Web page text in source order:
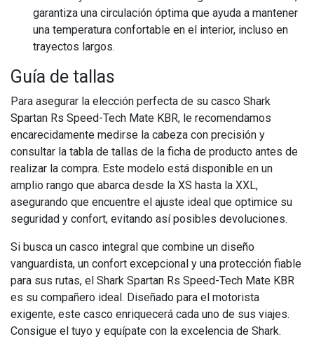
garantiza una circulación óptima que ayuda a mantener
una temperatura confortable en el interior, incluso en
trayectos largos.
Guía de tallas
Para asegurar la elección perfecta de su casco Shark
Spartan Rs Speed-Tech Mate KBR, le recomendamos
encarecidamente medirse la cabeza con precisión y
consultar la tabla de tallas de la ficha de producto antes de
realizar la compra. Este modelo está disponible en un
amplio rango que abarca desde la XS hasta la XXL,
asegurando que encuentre el ajuste ideal que optimice su
seguridad y confort, evitando así posibles devoluciones.
Si busca un casco integral que combine un diseño
vanguardista, un confort excepcional y una protección fiable
para sus rutas, el Shark Spartan Rs Speed-Tech Mate KBR
es su compañero ideal. Diseñado para el motorista
exigente, este casco enriquecerá cada uno de sus viajes.
Consigue el tuyo y equípate con la excelencia de Shark.